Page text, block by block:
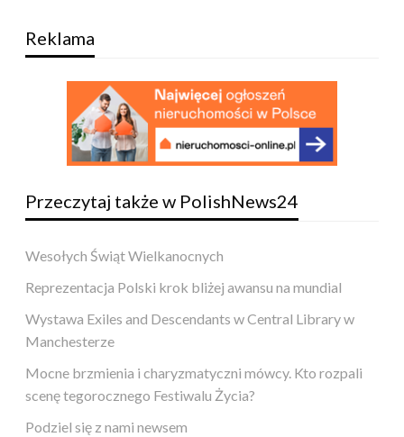
Reklama
Przeczytaj także w PolishNews24
Wesołych Świąt Wielkanocnych
Reprezentacja Polski krok bliżej awansu na mundial
Wystawa Exiles and Descendants w Central Library w
Manchesterze
Mocne brzmienia i charyzmatyczni mówcy. Kto rozpali
scenę tegorocznego Festiwalu Życia?
Podziel się z nami newsem